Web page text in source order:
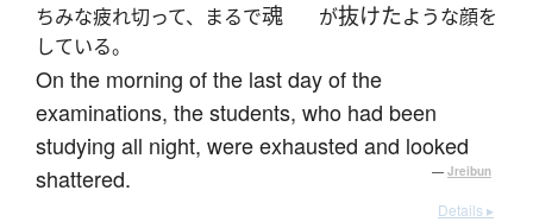
ちみな疲れ切って、まるで魂 が抜けたような顔を
している。
On the morning of the last day of the
examinations, the students, who had been
studying all night, were exhausted and looked
shattered.
— Jreibun
Details ▸